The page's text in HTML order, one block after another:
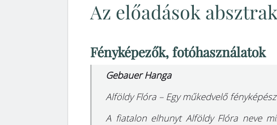
Az előadások
Fényképezők, fotóhasználatok
Gebauer Hanga
Alföldy Flóra – Egy műkedvelő
A fiatalon elhunyt Alföldy Flóra neve